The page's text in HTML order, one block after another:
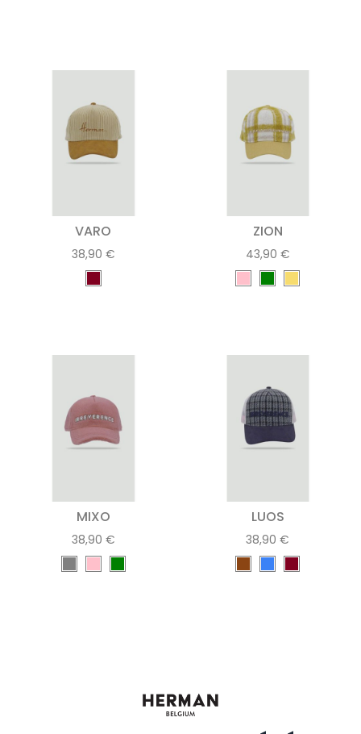
VARO
38,90 €
ZION
43,90 €
MIXO
38,90 €
LUOS
38,90 €